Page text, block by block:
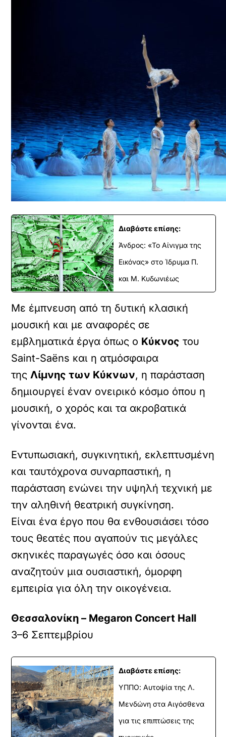
Διαβάστε επίσης:
Άνδρος: «Το Αίνιγμα της
Εικόνας» στο Ίδρυμα Π.
και Μ. Κυδωνιέως
Με έμπνευση από τη δυτική κλασική
μουσική και με αναφορές σε
εμβληματικά έργα όπως ο Κύκνος του
Saint-Saëns και η ατμόσφαιρα
της Λίμνης των Κύκνων, η παράσταση
δημιουργεί έναν ονειρικό κόσμο όπου η
μουσική, ο χορός και τα ακροβατικά
γίνονται ένα.
Εντυπωσιακή, συγκινητική, εκλεπτυσμένη
και ταυτόχρονα συναρπαστική, η
παράσταση ενώνει την υψηλή τεχνική με
την αληθινή θεατρική συγκίνηση.
Είναι ένα έργο που θα ενθουσιάσει τόσο
τους θεατές που αγαπούν τις μεγάλες
σκηνικές παραγωγές όσο και όσους
αναζητούν μια ουσιαστική, όμορφη
εμπειρία για όλη την οικογένεια.
Θεσσαλονίκη – Megaron Concert Hall
3–6 Σεπτεμβρίου
Διαβάστε επίσης:
ΥΠΠΟ: Αυτοψία της Λ.
Μενδώνη στα Αιγόσθενα
για τις επιπτώσεις της